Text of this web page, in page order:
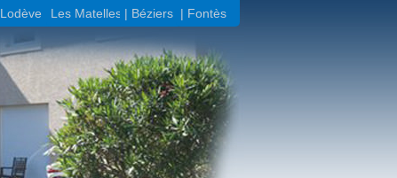
Lodève | Les Matelles | Béziers | Fontès